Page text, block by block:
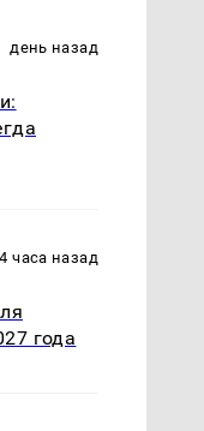
день назад
4 часа назад
года